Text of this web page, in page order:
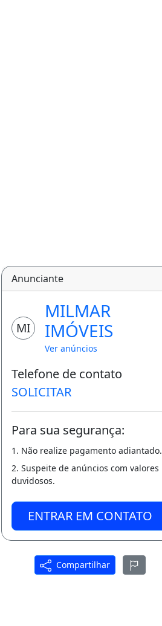
Anunciante
MI
MILMAR
IMÓVEIS
Ver anúncios
Telefone de contato
SOLICITAR
Para sua segurança:
1. Não realize pagamento adiantado.
2. Suspeite de anúncios com valores
duvidosos.
ENTRAR EM CONTATO
Compartilhar